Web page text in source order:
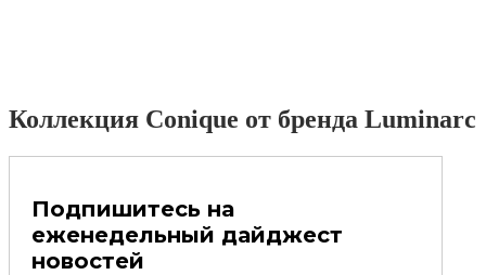
Коллекция Conique от бренда Luminarc
Подпишитесь на
еженедельный дайджест
новостей